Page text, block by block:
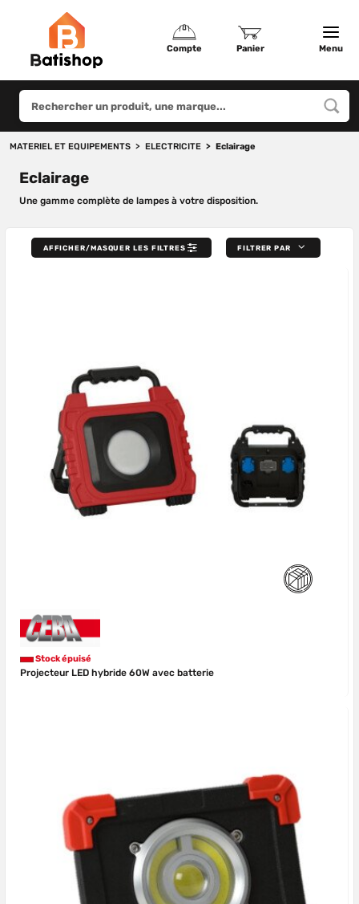
Compte Panier Menu
MATERIEL ET EQUIPEMENTS ELECTRICITE Eclairage
Eclairage
Une gamme complète de lampes à votre disposition.
AFFICHER/MASQUER LES FILTRES FILTRER PAR
Stock épuisé
Projecteur LED hybride 60W avec batterie